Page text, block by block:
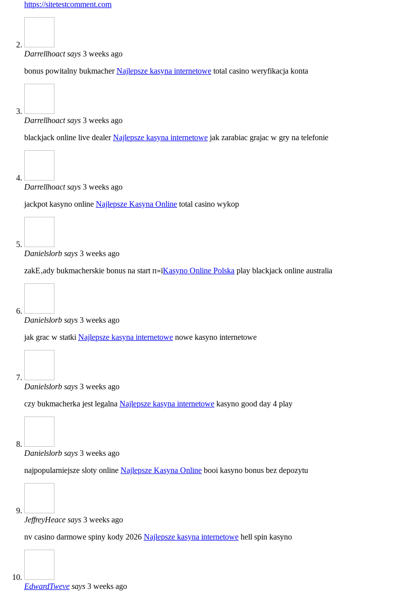
https://sitetestcomment.com
Darrellhoactsays 3 weeks ago
bonus powitalny bukmacherNajlepsze kasyna internetowe total casino weryfikacja konta
Darrellhoactsays 3 weeks ago
blackjack online live dealerNajlepsze kasyna internetowe jak zarabiac grajac w gry na telefonie
Darrellhoactsays 3 weeks ago
jackpot kasyno online Najlepsze Kasyna Online total casino wykop
Danielslorb says 3 weeks ago
zakЕ‚ady bukmacherskie bonus na start п»їKasyno Online Polska play blackjack online australia
Danielslorb says 3 weeks ago
jak grac w statki Najlepsze kasyna internetowe nowe kasyno internetowe
Danielslorb says 3 weeks ago
czy bukmacherka jest legalna Najlepsze kasyna internetowe kasyno good day 4 play
Danielslorb says 3 weeks ago
najpopularniejsze sloty online Najlepsze Kasyna Online booi kasyno bonus bez depozytu
JeffreyHeace says 3 weeks ago
nv casino darmowe spiny kody 2026 Najlepsze kasyna internetowe hell spin kasyno
EdwardTweve says 3 weeks ago